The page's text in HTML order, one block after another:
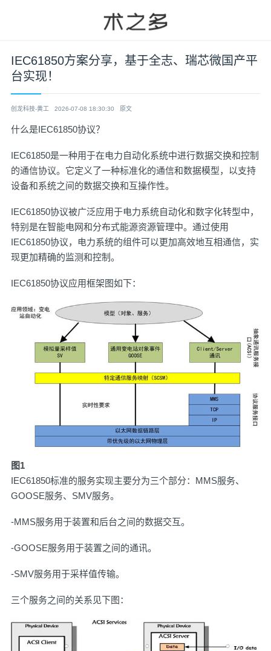
IEC61850方案分享，基于全志、瑞芯微国产平
台实现！
创龙科技-黄工 2026-07-08 18:30:30 原文
什么是IEC61850协议？
IEC61850是一种用于在电力自动化系统中进行数据交换和控制
的通信协议。它定义了一种标准化的通信和数据模型，以支持
设备和系统之间的数据交换和互操作性。
IEC61850协议被广泛应用于电力系统自动化和数字化转型中，
特别是在智能电网和分布式能源资源管理中。通过使用
IEC61850协议，电力系统的组件可以更加高效地互相通信，实
现更加精确的监测和控制。
IEC61850协议应用框架图如下：
图1
IEC61850标准的服务实现主要分为三个部分：MMS服务、
GOOSE服务、SMV服务。
-MMS服务用于装置和后台之间的数据交互。
-GOOSE服务用于装置之间的通讯。
-SMV服务用于采样值传输。
三个服务之间的关系见下图：